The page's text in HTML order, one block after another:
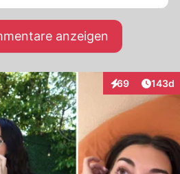
zu. Das macht Spaß
am Leben. Ich lebe
lol.
anzeigen
69
Interaktionen
143d